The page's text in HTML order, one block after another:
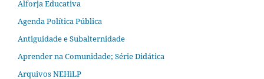
Alforja Educativa
Agenda Política Pública
Antiguidade e Subalternidade
Aprender na Comunidade; Série Didática
Arquivos NEHiLP